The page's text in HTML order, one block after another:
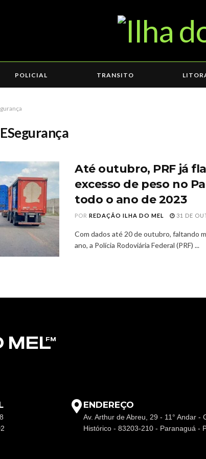
POLICIAL TRANSITO
Até outubro, PRF já
excesso de peso no
todo o ano de 2023
POR REDAÇÃO ILHA DO MEL 31 DE
Com dados até 20 de outubro, faltando
ano, a Polícia Rodoviária Federal (PRF) ...
ENDEREÇO
Av. Arthur de Abreu, 29 - 11° Andar -
Histórico - 83203-210 - Paranaguá -